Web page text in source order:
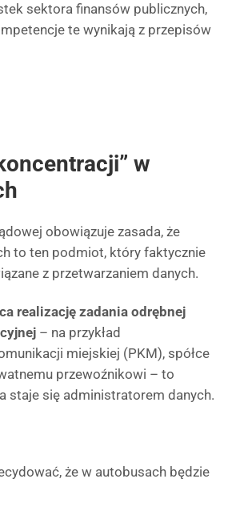
sektora finansów publicznych,
te wynikają z przepisów
w
obowiązuje zasada, że
to ten podmiot, który faktycznie
z przetwarzaniem danych.
realizację zadania odrębnej
– na przykład
miejskiej (PKM), spółce
przewoźnikowi – to
staje się administratorem danych.
że w autobusach będzie